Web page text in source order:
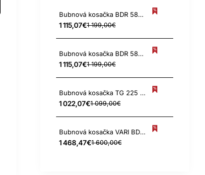
Bubnová kosačka BDR 583 Stella Pro Vario
1 115,07€1 199,00€
Bubnová kosačka BDR 583 Stella Pro Vario+
1 115,07€1 199,00€
Bubnová kosačka TG 225 VARIO
1 022,07€1 099,00€
Bubnová kosačka VARI BDR 620 DH Dorotha
1 468,47€1 600,00€